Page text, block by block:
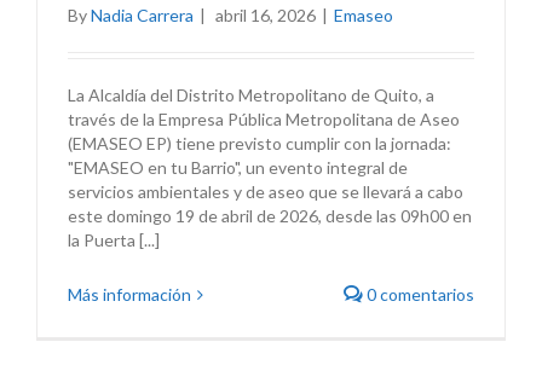
ByNadia Carrera | abril 16, 2026 | Emaseo
La Alcaldía del Distrito Metropolitano de Quito, a
través de la Empresa Pública Metropolitana de Aseo
(EMASEO EP) tiene previsto cumplir con la jornada:
"EMASEO en tu Barrio", un evento integral de
servicios ambientales y de aseo que se llevará a cabo
este domingo 19 de abril de 2026, desde las 09h00 en
la Puerta [...]
Más información 0 comentarios